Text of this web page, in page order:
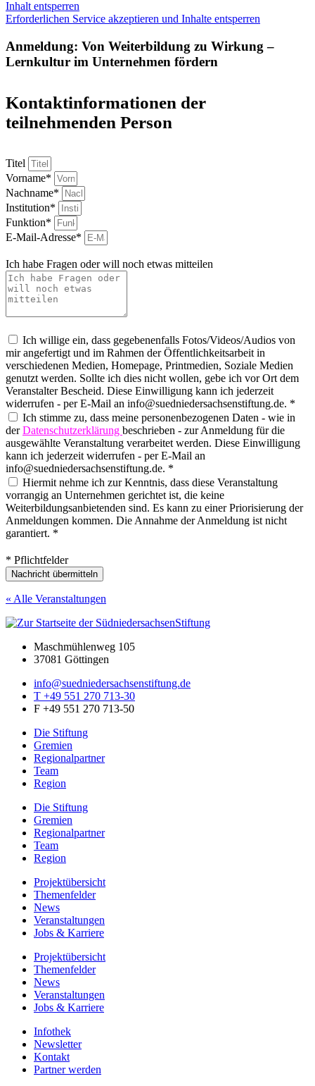
Inhalt entsperren
Erforderlichen Service akzeptieren und Inhalte entsperren
Anmeldung: Von Weiterbildung zu Wirkung –
Lernkultur im Unternehmen fördern
Kontaktinformationen der
teilnehmenden Person
Titel
Vorname*
Nachname*
Institution*
Funktion*
E-Mail-Adresse*
Ich habe Fragen oder will noch etwas mitteilen
Ich willige ein, dass gegebenenfalls Fotos/Videos/Audios von
mir angefertigt und im Rahmen der Öffentlichkeitsarbeit in
verschiedenen Medien, Homepage, Printmedien, Soziale Medien
genutzt werden. Sollte ich dies nicht wollen, gebe ich vor Ort dem
Veranstalter Bescheid. Diese Einwilligung kann ich jederzeit
widerrufen - per E-Mail an info@suedniedersachsenstiftung.de. *
Ich stimme zu, dass meine personenbezogenen Daten - wie in
derDatenschutzerklärung beschrieben - zur Anmeldung für die
ausgewählte Veranstaltung verarbeitet werden. Diese Einwilligung
kann ich jederzeit widerrufen - per E-Mail an
info@suedniedersachsenstiftung.de. *
Hiermit nehme ich zur Kenntnis, dass diese Veranstaltung
vorrangig an Unternehmen gerichtet ist, die keine
Weiterbildungsanbietenden sind. Es kann zu einer Priorisierung der
Anmeldungen kommen. Die Annahme der Anmeldung ist nicht
garantiert. *
* Pflichtfelder
Nachricht übermitteln
« Alle Veranstaltungen
Maschmühlenweg 105
37081 Göttingen
info@suedniedersachsenstiftung.de
T +49 551 270 713-30
F +49 551 270 713-50
Die Stiftung
Gremien
Regionalpartner
Team
Region
Die Stiftung
Gremien
Regionalpartner
Team
Region
Projektübersicht
Themenfelder
News
Veranstaltungen
Jobs & Karriere
Projektübersicht
Themenfelder
News
Veranstaltungen
Jobs & Karriere
Infothek
Newsletter
Kontakt
Partner werden